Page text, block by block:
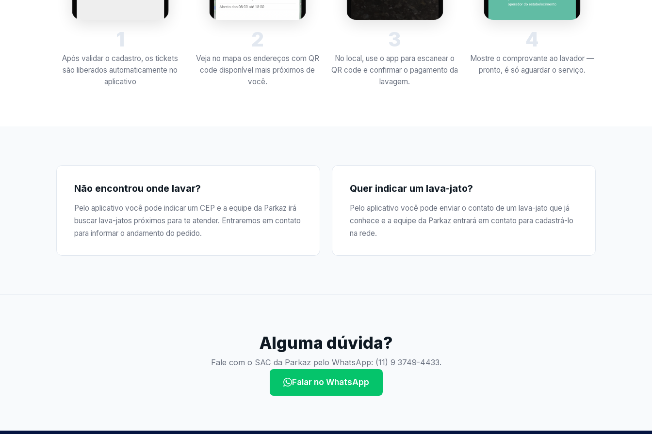
1
Após validar o cadastro, os tickets
são liberados automaticamente no
aplicativo
2
Veja no mapa os endereços com QR
code disponível mais próximos de
você.
3
No local, use o app para escanear o
QR code e confirmar o pagamento da
lavagem.
4
Mostre o comprovante ao lavador —
pronto, é só aguardar o serviço.
Não encontrou onde lavar?
Pelo aplicativo você pode indicar um CEP e a equipe da Parkaz irá
buscar lava-jatos próximos para te atender. Entraremos em contato
para informar o andamento do pedido.
Quer indicar um lava-jato?
Pelo aplicativo você pode enviar o contato de um lava-jato que já
conhece e a equipe da Parkaz entrará em contato para cadastrá-lo
na rede.
Alguma dúvida?
Fale com o SAC da Parkaz pelo WhatsApp: (11) 9 3749-4433.
Falar no WhatsApp